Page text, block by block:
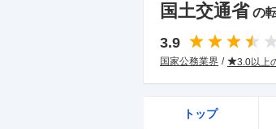
国土交通省 の
3.9
国家公務業界 3.0以上
トップ